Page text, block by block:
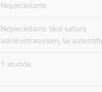
Nepieciešams
Nepieciešams tikai satura
administratoriem, lai
1 stunda